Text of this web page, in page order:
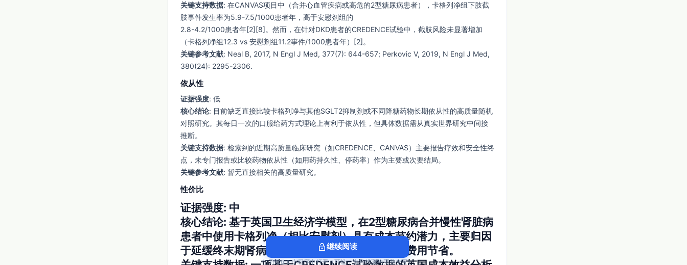
关键支持数据: 在CANVAS项目中（合并心血管疾病或高危的2型糖尿病患者），卡格列净组下肢截
肢事件发生率为5.9-7.5/1000患者年，高于安慰剂组的
2.8-4.2/1000患者年[2][8]。然而，在针对DKD患者的CREDENCE试验中，截肢风险未显著增加
（卡格列净组12.3 vs 安慰剂组11.2事件/1000患者年）[2]。
关键参考文献: Neal B, 2017, N Engl J Med, 377(7): 644-657; Perkovic V, 2019, N Engl J Med,
380(24): 2295-2306.
依从性
证据强度: 低
核心结论: 目前缺乏直接比较卡格列净与其他SGLT2抑制剂或不同降糖药物长期依从性的高质量随机
对照研究。其每日一次的口服给药方式理论上有利于依从性，但具体数据需从真实世界研究中间接
推断。
关键支持数据: 检索到的近期高质量临床研究（如CREDENCE、CANVAS）主要报告疗效和安全性终
点，未专门报告或比较药物依从性（如用药持久性、停药率）作为主要或次要结局。
关键参考文献: 暂无直接相关的高质量研究。
性价比
证据强度: 中
核心结论: 基于英国卫生经济学模型，在2型糖尿病合并慢性肾脏病
患者中使用卡格列净（相比安慰剂）具有成本节约潜力，主要归因
于延缓终末期肾病进展、减少透析需求所带来的费用节省。
lock_open继续阅读
在 TriCura 小程序中打开（可选，支持收藏与完整交互）